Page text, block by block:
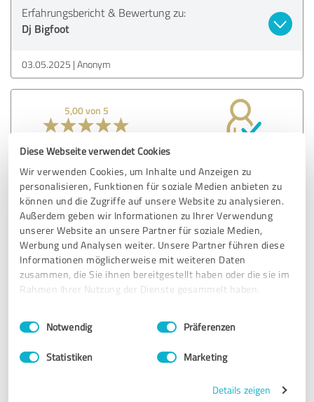
Diese Webseite verwendet Cookies
Wir verwenden Cookies, um Inhalte und Anzeigen zu
personalisieren, Funktionen für soziale Medien anbieten zu
können und die Zugriffe auf unsere Website zu analysieren.
Außerdem geben wir Informationen zu Ihrer Verwendung
unserer Website an unsere Partner für soziale Medien,
Werbung und Analysen weiter. Unsere Partner führen diese
Informationen möglicherweise mit weiteren Daten
zusammen, die Sie ihnen bereitgestellt haben oder die sie im
Rahmen Ihrer Nutzung der Dienste gesammelt haben.
Impressum Datenschutzbestimmungen
Einwilligungsauswahl
Notwendig Präferenzen
Statistiken Marketing
Details zeigen
Erfahrungsbericht & Bewertung zu:
Dj Bigfoot
03.05.2025 Anonym
5,00 von 5
SEHR GUT
TOP DJ der keine Wünsche offen lässt und mit seiner Art
und Weise die Party zum kochen bringt! Vorgespräch super
und mit vielen wertvollen Tipps! Danke für die MEGA
Party!!!
Erfahrungsbericht & Bewertung zu:
Dj Bigfoot
28.04.2025 Sarah S.